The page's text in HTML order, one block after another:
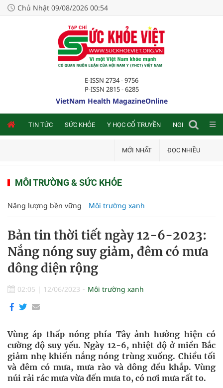
Chủ Nhật 09/08/2026 00:54
E-ISSN 2734 - 9756
P-ISSN 2815 - 6285
VietNam Health MagazineOnline
TIN TỨC SỨC KHỎE Y HỌC CỔ TRUYỀN NGHIÊN CỨU
MỚI NHẤT ĐỌC NHIỀU
MÔI TRƯỜNG & SỨC KHỎE
Năng lượng bền vững Môi trường xanh
Bản tin thời tiết ngày 12-6-2023:
Nắng nóng suy giảm, đêm có mưa
dông diện rộng
02:05 | 12/06/2023 Môi trường xanh
Vùng áp thấp nóng phía Tây ảnh hưởng hiện có
cường độ suy yếu. Ngày 12-6, nhiệt độ ở miền Bắc
giảm nhẹ khiến nắng nóng trùng xuống. Chiều tối
và đêm có mưa, mưa rào và dông đều khắp. Vùng
núi rải rác mưa vừa đến mưa to, có nơi mưa rất to.